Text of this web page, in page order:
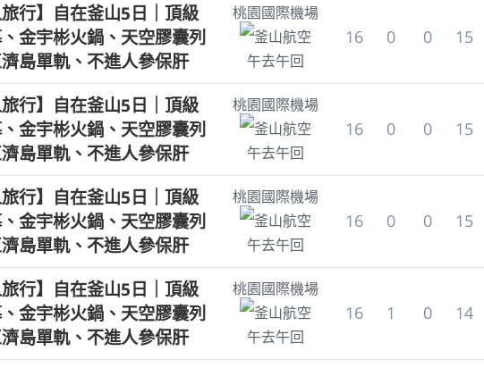
旅行】自在釜山5日｜頂級
金宇彬火鍋、天空膠囊列
島單軌、不進人參保肝
桃園國際機場
釜山航空
午去午回
16 0 0 15
旅行】自在釜山5日｜頂級
金宇彬火鍋、天空膠囊列
島單軌、不進人參保肝
桃園國際機場
釜山航空
午去午回
16 0 0 15
旅行】自在釜山5日｜頂級
金宇彬火鍋、天空膠囊列
島單軌、不進人參保肝
桃園國際機場
釜山航空
午去午回
16 0 0 15
旅行】自在釜山5日｜頂級
金宇彬火鍋、天空膠囊列
島單軌、不進人參保肝
桃園國際機場
釜山航空
午去午回
16 1 0 14